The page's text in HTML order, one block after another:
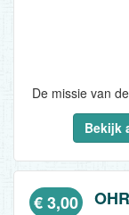
Bekijk
€ 3,00